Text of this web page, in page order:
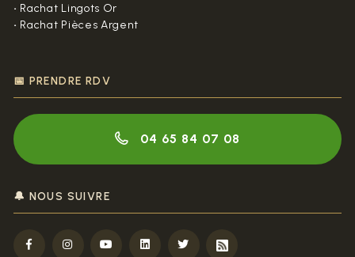
• Rachat Lingots Or
• Rachat Pièces Argent
📅 PRENDRE RDV
04 65 84 07 08
🔔 NOUS SUIVRE